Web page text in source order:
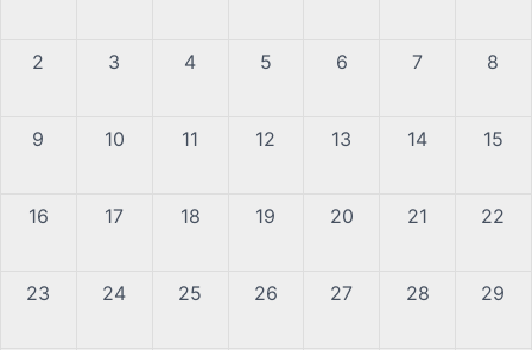
2 3 4 5 6 7 8
9 10 11 12 13 14 15
16 17 18 19 20 21 22
23 24 25 26 27 28 29